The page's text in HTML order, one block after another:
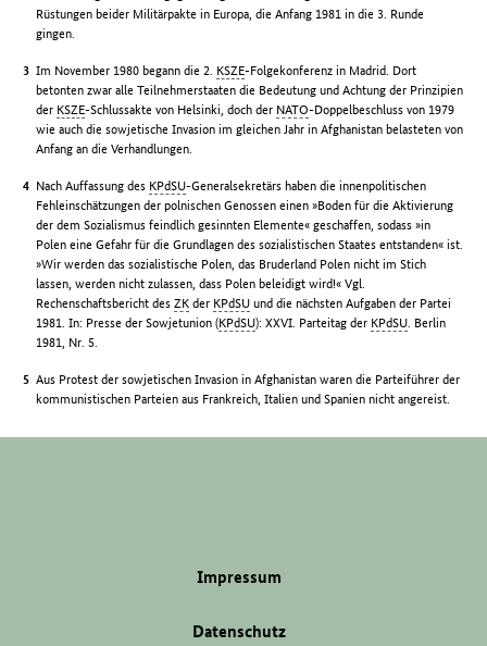
Rüstungen beider Militärpakte in Europa, die Anfang 1981 in die 3. Runde
gingen.
Im November 1980 begann die 2. KSZE-Folgekonferenz in Madrid. Dort
betonten zwar alle Teilnehmerstaaten die Bedeutung und Achtung der Prinzipien
der KSZE-Schlussakte von Helsinki, doch der NATO-Doppelbeschluss von 1979
wie auch die sowjetische Invasion im gleichen Jahr in Afghanistan belasteten von
Anfang an die Verhandlungen.
Nach Auffassung des KPdSU-Generalsekretärs haben die innenpolitischen
Fehleinschätzungen der polnischen Genossen einen »Boden für die Aktivierung
der dem Sozialismus feindlich gesinnten Elemente« geschaffen, sodass »in
Polen eine Gefahr für die Grundlagen des sozialistischen Staates entstanden« ist.
»Wir werden das sozialistische Polen, das Bruderland Polen nicht im Stich
lassen, werden nicht zulassen, dass Polen beleidigt wird!« Vgl.
Rechenschaftsbericht desZK der KPdSU und die nächsten Aufgaben der Partei
1981. In: Presse der Sowjetunion (KPdSU): XXVI. Parteitag der KPdSU. Berlin
1981, Nr. 5.
Aus Protest der sowjetischen Invasion in Afghanistan waren die Parteiführer der
kommunistischen Parteien aus Frankreich, Italien und Spanien nicht angereist.
Impressum
Datenschutz